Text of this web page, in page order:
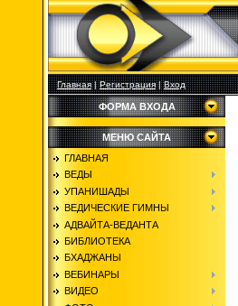
Главная|Регистрация|Вход
ФОРМА ВХОДА
МЕНЮ САЙТА
ГЛАВНАЯ
ВЕДЫ
УПАНИШАДЫ
ВЕДИЧЕСКИЕ ГИМНЫ
АДВАЙТА-ВЕДАНТА
БИБЛИОТЕКА
БХАДЖАНЫ
ВЕБИНАРЫ
ВИДЕО